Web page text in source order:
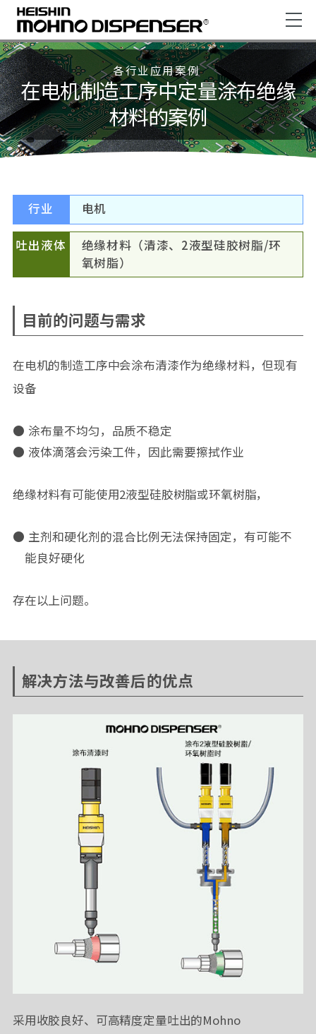
各行业应用案例
在电机制造工序中定量涂布绝缘
材料的案例
行业 电机
吐出液体
绝缘材料（清漆、2液型硅胶树脂/环
氧树脂）
目前的问题与需求
在电机的制造工序中会涂布清漆作为绝缘材料，但现有
设备
涂布量不均匀，品质不稳定
液体滴落会污染工件，因此需要擦拭作业
绝缘材料有可能使用2液型硅胶树脂或环氧树脂，
主剂和硬化剂的混合比例无法保持固定，有可能不
能良好硬化
存在以上问题。
解决方法与改善后的优点
采用收胶良好、可高精度定量吐出的Mohno